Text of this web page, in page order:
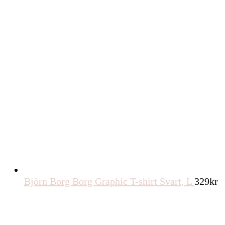
Björn Borg Borg Graphic T-shirt Svart, L 329kr